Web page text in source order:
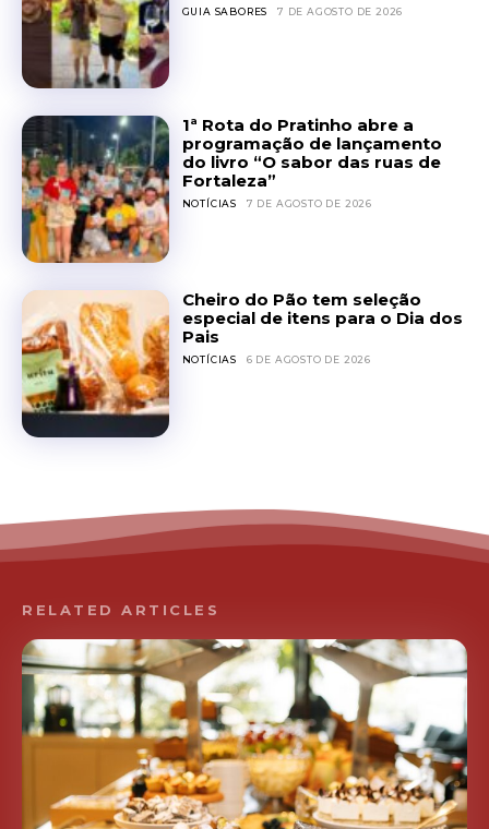
GUIA SABORES 7 DE AGOSTO DE 2026
1ª Rota do Pratinho abre a
programação de lançamento
do livro “O sabor das ruas de
Fortaleza”
NOTÍCIAS 7 DE AGOSTO DE 2026
Cheiro do Pão tem seleção
especial de itens para o Dia dos
Pais
NOTÍCIAS 6 DE AGOSTO DE 2026
RELATED ARTICLES